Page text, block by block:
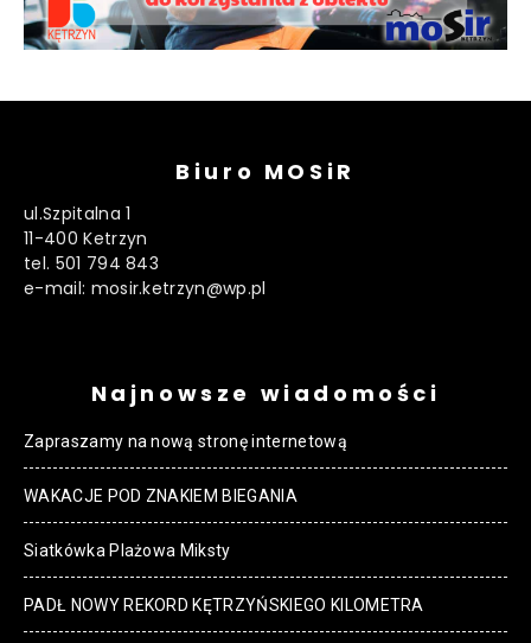
Biuro MOSiR
ul.Szpitalna 1
11-400 Ketrzyn
tel. 501 794 843
e-mail: mosir.ketrzyn@wp.pl
Najnowsze wiadomości
Zapraszamy na nową stronę internetową
WAKACJE POD ZNAKIEM BIEGANIA
Siatkówka Plażowa Miksty
PADŁ NOWY REKORD KĘTRZYŃSKIEGO KILOMETRA